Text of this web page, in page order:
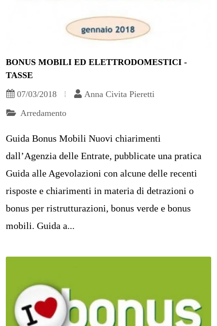
BONUS MOBILI ED ELETTRODOMESTICI -
TASSE
07/03/2018
Anna Civita Pieretti
Arredamento
Guida Bonus Mobili Nuovi chiarimenti
dall’Agenzia delle Entrate, pubblicate una pratica
Guida alle Agevolazioni con alcune delle recenti
risposte e chiarimenti in materia di detrazioni o
bonus per ristrutturazioni, bonus verde e bonus
mobili. Guida a...